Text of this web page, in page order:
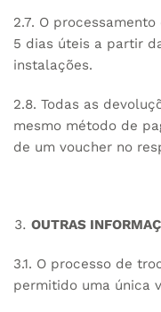
2.7. O
5 dias úteis a partir
instalações.
2.8. Todas as
mesmo método de
de um voucher no
OUTRAS
3.1. O processo de
permitido uma única